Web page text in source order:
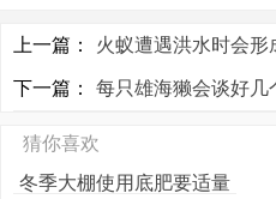
上一篇： 火蚁遭遇洪水时会形
下一篇： 每只雄海獭会谈好几
猜你喜欢
冬季大棚使用底肥要适量